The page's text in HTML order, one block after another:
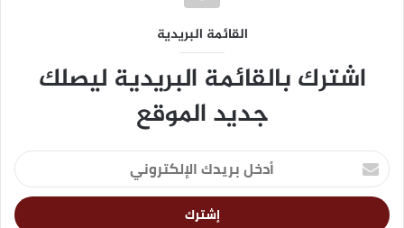
القائمة البريدية
اشترك بالقائمة البريدية ليصلك
جديد الموقع